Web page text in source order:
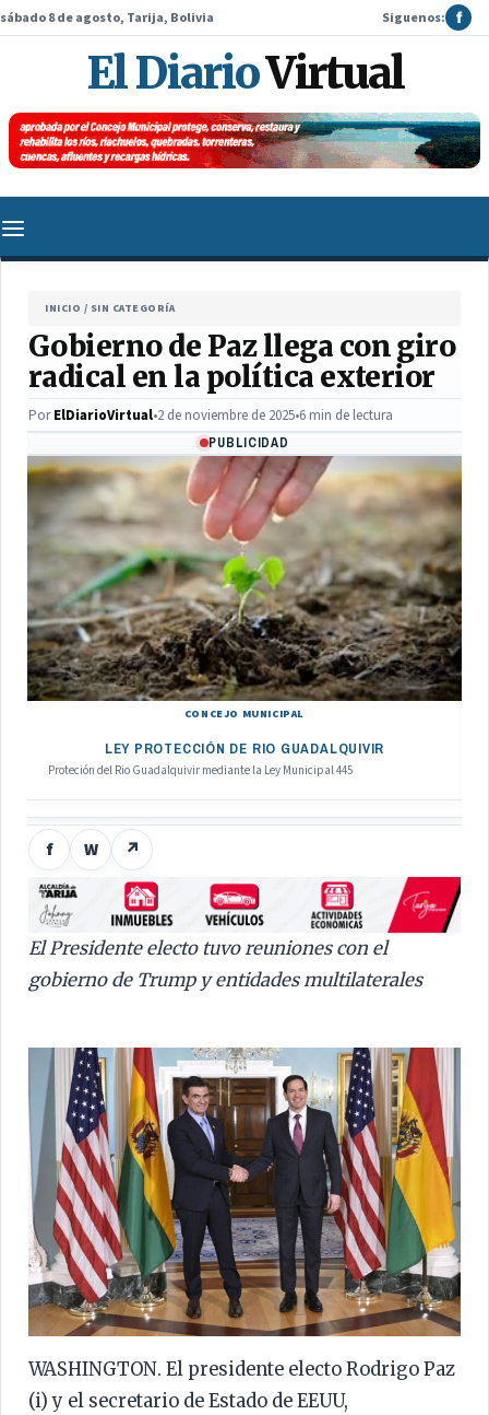
sábado 8 de agosto, Tarija, Bolivia Siguenos: f
El DiarioVirtual
INICIO / SIN CATEGORÍA
Gobierno de Paz llega con giro
radical en la política exterior
PorElDiarioVirtual•2 de noviembre de 2025•6 min de lectura
PUBLICIDAD
CONCEJO MUNICIPAL
LEY PROTECCIÓN DE RIO GUADALQUIVIR
Proteción del Rio Guadalquivir mediante la Ley Municipal 445
f W ↗
El Presidente electo tuvo reuniones con el
gobierno de Trump y entidades multilaterales
WASHINGTON. El presidente electo Rodrigo Paz
(i) y el secretario de Estado de EEUU,